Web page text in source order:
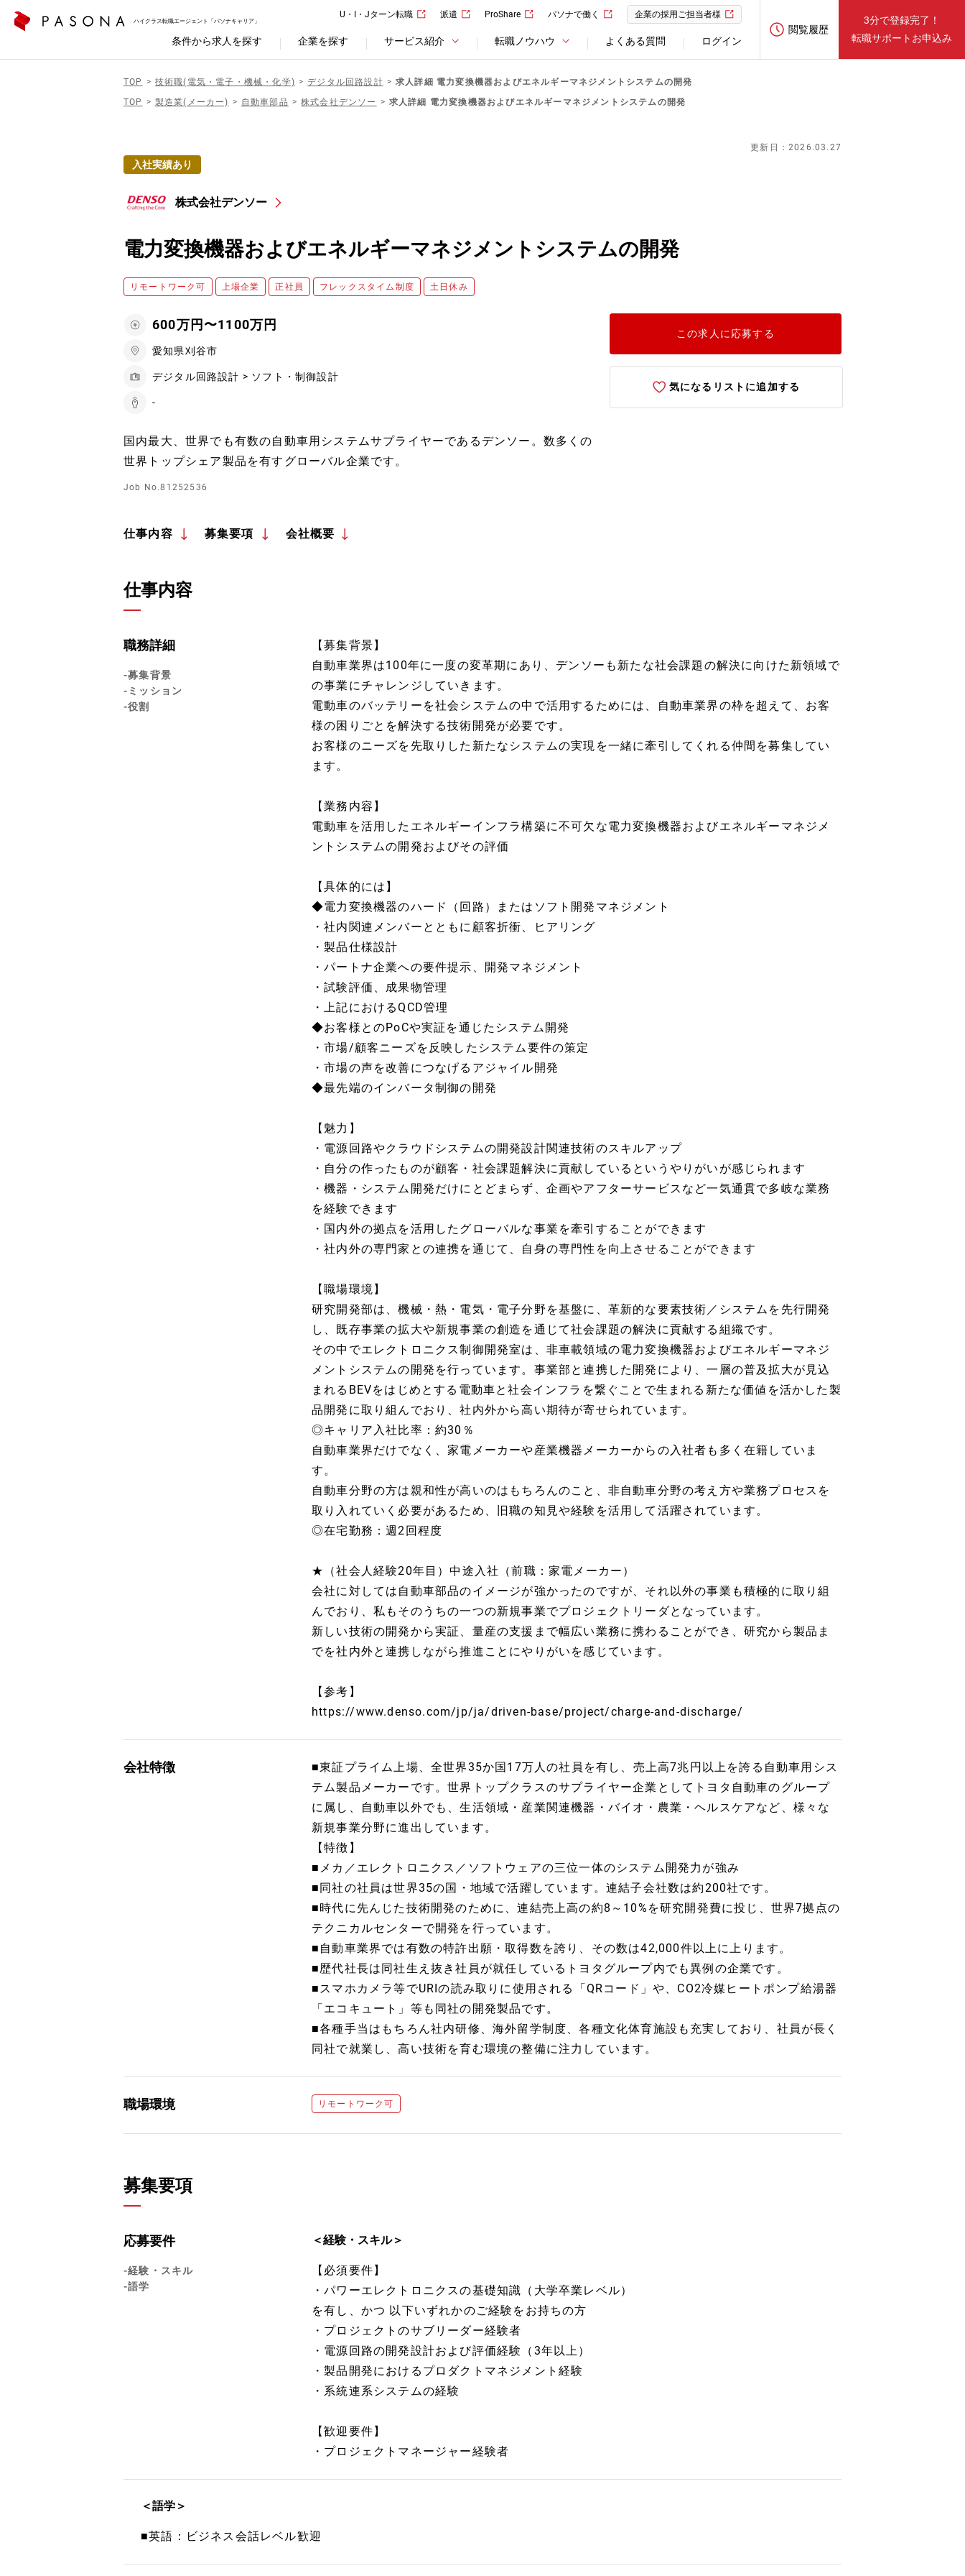
ハイクラス転職エージェント「パソナキャリア」
U・I・Jターン転職 派遣 ProShare パソナで働く 企業の採用ご担当者様
条件から求人を探す 企業を探す サービス紹介 転職ノウハウ よくある質問 ログイン
閲覧履歴
3分で登録完了！
転職サポートお申込み
TOP 技術職(電気・電子・機械・化学) デジタル回路設計
求人詳細 電力変換機器およびエネルギーマネジメントシステムの開発
TOP
製造業(メーカー) 自動車部品 株式会社デンソー 求人詳細 電力変換機器およびエネルギーマネジメントシステムの開発
更新日：2026.03.27
入社実績あり
株式会社デンソー
電力変換機器およびエネルギーマネジメントシステムの開発
リモートワーク可 上場企業 正社員 フレックスタイム制度 土日休み
600万円〜1100万円
愛知県刈谷市
デジタル回路設計 > ソフト・制御設計
-
国内最大、世界でも有数の自動車用システムサプライヤーであるデンソー。数多くの
世界トップシェア製品を有すグローバル企業です。
Job No.81252536
この求人に応募する
気になるリストに追加する
仕事内容 募集要項 会社概要
仕事内容
職務詳細
-募集背景
-ミッション
-役割
【募集背景】
自動車業界は100年に一度の変革期にあり、デンソーも新たな社会課題の解決に向けた新領域で
の事業にチャレンジしていきます。
電動車のバッテリーを社会システムの中で活用するためには、自動車業界の枠を超えて、お客
様の困りごとを解決する技術開発が必要です。
お客様のニーズを先取りした新たなシステムの実現を一緒に牽引してくれる仲間を募集してい
ます。
【業務内容】
電動車を活用したエネルギーインフラ構築に不可欠な電力変換機器およびエネルギーマネジメ
ントシステムの開発およびその評価
【具体的には】
◆電力変換機器のハード（回路）またはソフト開発マネジメント
・社内関連メンバーとともに顧客折衝、ヒアリング
・製品仕様設計
・パートナ企業への要件提示、開発マネジメント
・試験評価、成果物管理
・上記におけるQCD管理
◆お客様とのPoCや実証を通じたシステム開発
・市場/顧客ニーズを反映したシステム要件の策定
・市場の声を改善につなげるアジャイル開発
◆最先端のインバータ制御の開発
【魅力】
・電源回路やクラウドシステムの開発設計関連技術のスキルアップ
・自分の作ったものが顧客・社会課題解決に貢献しているというやりがいが感じられます
・機器・システム開発だけにとどまらず、企画やアフターサービスなど一気通貫で多岐な業務
を経験できます
・国内外の拠点を活用したグローバルな事業を牽引することができます
・社内外の専門家との連携を通じて、自身の専門性を向上させることができます
【職場環境】
研究開発部は、機械・熱・電気・電子分野を基盤に、革新的な要素技術／システムを先行開発
し、既存事業の拡大や新規事業の創造を通じて社会課題の解決に貢献する組織です。
その中でエレクトロニクス制御開発室は、非車載領域の電力変換機器およびエネルギーマネジ
メントシステムの開発を行っています。事業部と連携した開発により、一層の普及拡大が見込
まれるBEVをはじめとする電動車と社会インフラを繋ぐことで生まれる新たな価値を活かした製
品開発に取り組んでおり、社内外から高い期待が寄せられています。
◎キャリア入社比率：約30％
自動車業界だけでなく、家電メーカーや産業機器メーカーからの入社者も多く在籍していま
す。
自動車分野の方は親和性が高いのはもちろんのこと、非自動車分野の考え方や業務プロセスを
取り入れていく必要があるため、旧職の知見や経験を活用して活躍されています。
◎在宅勤務：週2回程度
★（社会人経験20年目）中途入社（前職：家電メーカー）
会社に対しては自動車部品のイメージが強かったのですが、それ以外の事業も積極的に取り組
んでおり、私もそのうちの一つの新規事業でプロジェクトリーダとなっています。
新しい技術の開発から実証、量産の支援まで幅広い業務に携わることができ、研究から製品ま
でを社内外と連携しながら推進ことにやりがいを感じています。
【参考】
https://www.denso.com/jp/ja/driven-base/project/charge-and-discharge/
会社特徴
■東証プライム上場、全世界35か国17万人の社員を有し、売上高7兆円以上を誇る自動車用シス
テム製品メーカーです。世界トップクラスのサプライヤー企業としてトヨタ自動車のグループ
に属し、自動車以外でも、生活領域・産業関連機器・バイオ・農業・ヘルスケアなど、様々な
新規事業分野に進出しています。
【特徴】
■メカ／エレクトロニクス／ソフトウェアの三位一体のシステム開発力が強み
■同社の社員は世界35の国・地域で活躍しています。連結子会社数は約200社です。
■時代に先んじた技術開発のために、連結売上高の約8～10%を研究開発費に投じ、世界7拠点の
テクニカルセンターで開発を行っています。
■自動車業界では有数の特許出願・取得数を誇り、その数は42,000件以上に上ります。
■歴代社長は同社生え抜き社員が就任しているトヨタグループ内でも異例の企業です。
■スマホカメラ等でURIの読み取りに使用される「QRコード」や、CO2冷媒ヒートポンプ給湯器
「エコキュート」等も同社の開発製品です。
■各種手当はもちろん社内研修、海外留学制度、各種文化体育施設も充実しており、社員が長く
同社で就業し、高い技術を育む環境の整備に注力しています。
職場環境 リモートワーク可
募集要項
応募要件
-経験・スキル
-語学
＜経験・スキル＞
【必須要件】
・パワーエレクトロニクスの基礎知識（大学卒業レベル）
を有し、かつ 以下いずれかのご経験をお持ちの方
・プロジェクトのサブリーダー経験者
・電源回路の開発設計および評価経験（3年以上）
・製品開発におけるプロダクトマネジメント経験
・系統連系システムの経験
【歓迎要件】
・プロジェクトマネージャー経験者
＜語学＞
■英語：ビジネス会話レベル歓迎